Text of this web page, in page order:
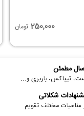
250,000 تومان
مطمئن
تیپاکس، باربری و...
شکلاتی
مناسبات مختلف تقویم